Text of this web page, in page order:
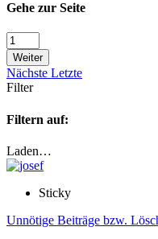
Gehe zur Seite
Weiter
Nächste Letzte
Filter
Filtern auf:
Laden…
Sticky
Unnötige Beiträge bzw.